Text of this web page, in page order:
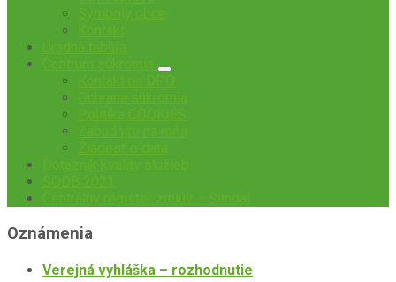
Oznámenia
Verejná vyhláška – rozhodnutie